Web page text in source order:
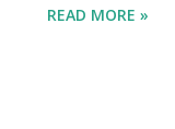
READ MORE »